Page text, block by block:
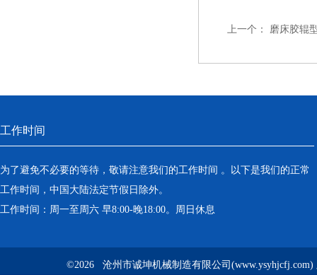
上一个： 磨床胶辊
工作时间
为了避免不必要的等待，敬请注意我们的工作时间 。以下是我们的正常
工作时间，中国大陆法定节假日除外。
工作时间：周一至周六 早8:00-晚18:00。周日休息
©2026 沧州市诚坤机械制造有限公司